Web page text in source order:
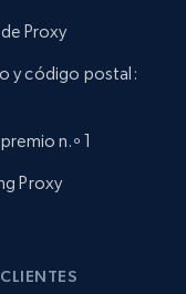
Proxy
y código postal:
n.º 1
Proxy